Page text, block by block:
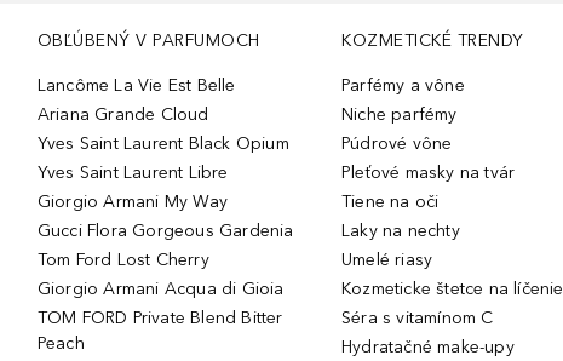
OBĽÚBENÝ V PARFUMOCH
Lancôme La Vie Est Belle
Ariana Grande Cloud
Yves Saint Laurent Black Opium
Yves Saint Laurent Libre
Giorgio Armani My Way
Gucci Flora Gorgeous Gardenia
Tom Ford Lost Cherry
Giorgio Armani Acqua di Gioia
TOM FORD Private Blend Bitter
Peach
KOZMETICKÉ TRENDY
Parfémy a vône
Niche parfémy
Púdrové vône
Pleťové masky na tvár
Tiene na oči
Laky na nechty
Umelé riasy
Kozmeticke štetce na líčenie
Séra s vitamínom C
Hydratačné make-upy